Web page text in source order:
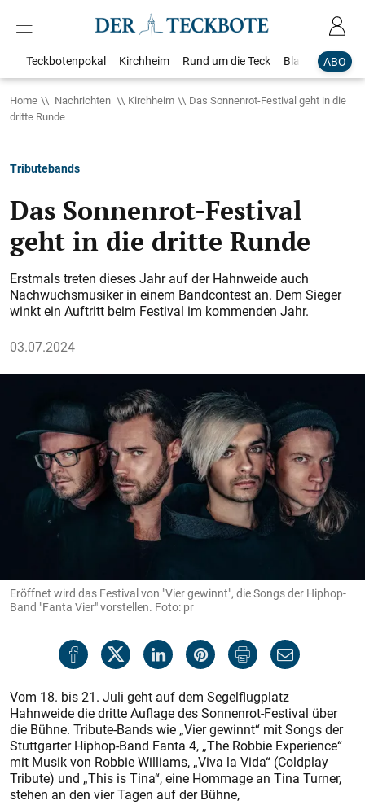
ABO
Teckbotenpokal Kirchheim Rund um die Teck Blaulicht
Home Nachrichten Kirchheim
Das Sonnenrot-Festival geht in die
dritte Runde
Tributebands
Das Sonnenrot-Festival
geht in die dritte Runde
Erstmals treten dieses Jahr auf der Hahnweide auch
Nachwuchsmusiker in einem Bandcontest an. Dem Sieger
winkt ein Auftritt beim Festival im kommenden Jahr.
03.07.2024
Eröffnet wird das Festival von "Vier gewinnt", die Songs der Hiphop-
Band "Fanta Vier" vorstellen. Foto: pr
Vom 18. bis 21. Juli geht auf dem Segelflugplatz
Hahnweide die dritte Auflage des Sonnenrot-Festival über
die Bühne. Tribute-Bands wie „Vier gewinnt“ mit Songs der
Stuttgarter Hiphop-Band Fanta 4, „The Robbie Experience“
mit Musik von Robbie Williams, „Viva la Vida“ (Coldplay
Tribute) und „This is Tina“, eine Hommage an Tina Turner,
stehen an den vier Tagen auf der Bühne,